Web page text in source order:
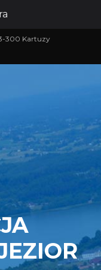
300 Kartuzy